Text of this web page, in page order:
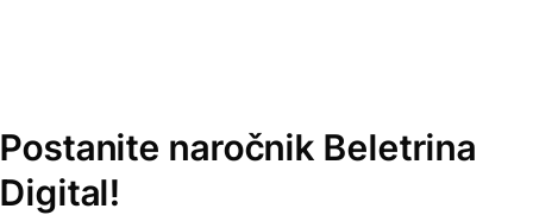
Postanite naročnik Beletrina
Digital!